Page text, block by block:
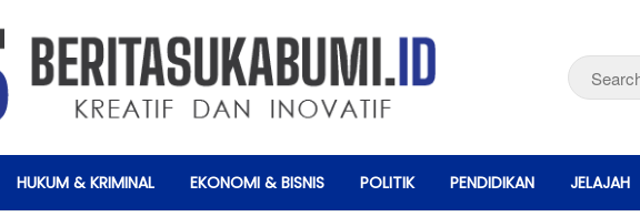
HUKUM & KRIMINAL EKONOMI & BISNIS POLITIK PENDIDIKAN JELAJAH